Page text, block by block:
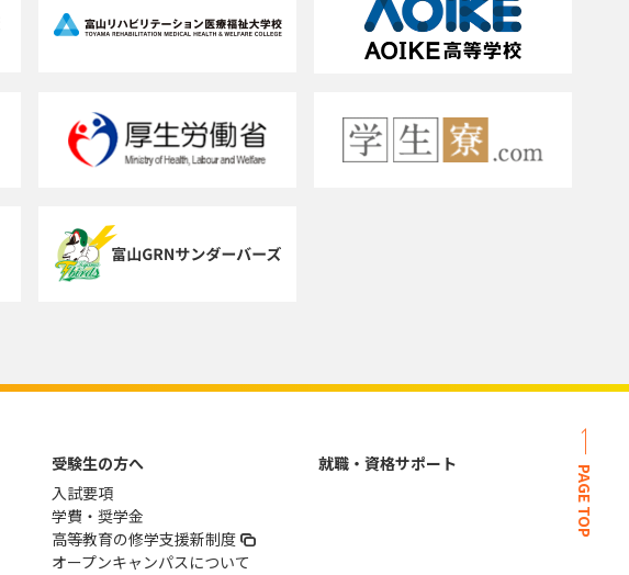
PAGE TOP
受験生の方へ
入試要項
学費・奨学金
高等教育の修学支援新制度
オープンキャンパスについて
就職・資格サポート